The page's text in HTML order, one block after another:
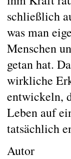
schließlich
was man
Menschen
getan hat.
wirkliche
entwickeln,
Leben auf
tatsächlich
Autor